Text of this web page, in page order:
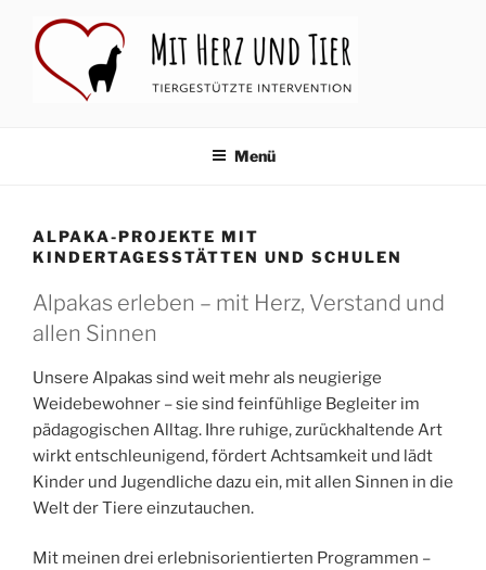
Inhalt
springen
Menü
ALPAKA-PROJEKTE MIT
KINDERTAGESSTÄTTEN UND SCHULEN
Alpakas erleben – mit Herz, Verstand und
allen Sinnen
Unsere Alpakas sind weit mehr als neugierige
Weidebewohner – sie sind feinfühlige Begleiter im
pädagogischen Alltag. Ihre ruhige, zurückhaltende Art
wirkt entschleunigend, fördert Achtsamkeit und lädt
Kinder und Jugendliche dazu ein, mit allen Sinnen in die
Welt der Tiere einzutauchen.
Mit meinen drei erlebnisorientierten Programmen –